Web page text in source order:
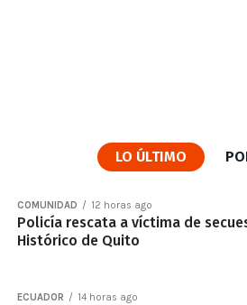
LO ÚLTIMO
COMUNIDAD 12 horas ago
Policía rescata a víctima de
Histórico de Quito
ECUADOR 14 horas ago